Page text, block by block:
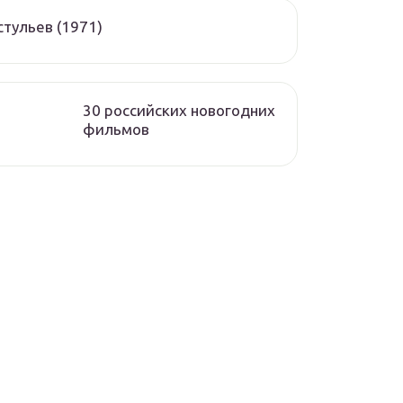
(1971)
30 российских новогодних
фильмов